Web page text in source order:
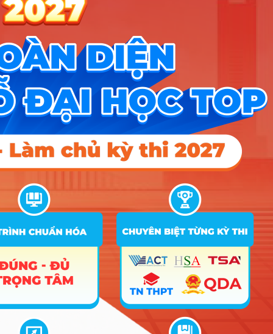
TIN MỚI NHẤT
Tuyển sinh trung cấp công an năm 2026
Học viện Công an Nhân dân điểm chuẩn 2026: Cập nhật mới nhất
Điểm sàn các trường công an năm 2026
CÔNG CỤ TRA CỨU
➜ Trắc nghiệm MBTI
➜Đề án tuyển sinh
➜Tra cứu tổ hợp môn
➜Quy đổi điểm thi
➜Điểm chuẩn Đại học
➜Xếp hạng điểm thi